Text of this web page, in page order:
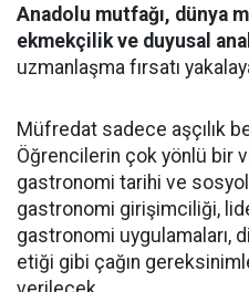
Anadolu mutfağı, dünya
ekmekçilik ve duyusal
uzmanlaşma fırsatı
Müfredat sadece aşçılık
Öğrencilerin çok yönlü bir
gastronomi tarihi ve
gastronomi girişimciliği,
gastronomi uygulamaları,
etiği gibi çağın